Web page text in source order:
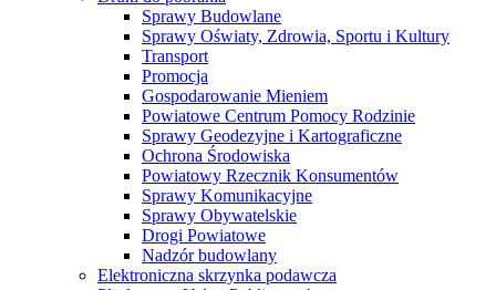
Sprawy Budowlane
Sprawy Oświaty, Zdrowia, Sportu i Kultury
Transport
Promocja
Gospodarowanie Mieniem
Powiatowe Centrum Pomocy Rodzinie
Sprawy Geodezyjne i Kartograficzne
Ochrona Środowiska
Powiatowy Rzecznik Konsumentów
Sprawy Komunikacyjne
Sprawy Obywatelskie
Drogi Powiatowe
Nadzór budowlany
Elektroniczna skrzynka podawcza